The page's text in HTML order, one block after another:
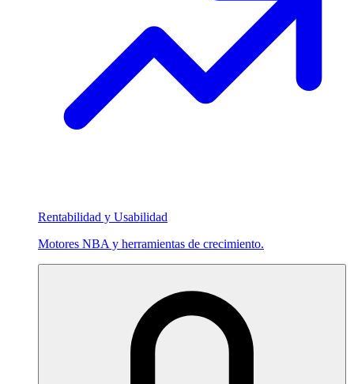
Rentabilidad y Usabilidad
Motores NBA y herramientas de crecimiento.